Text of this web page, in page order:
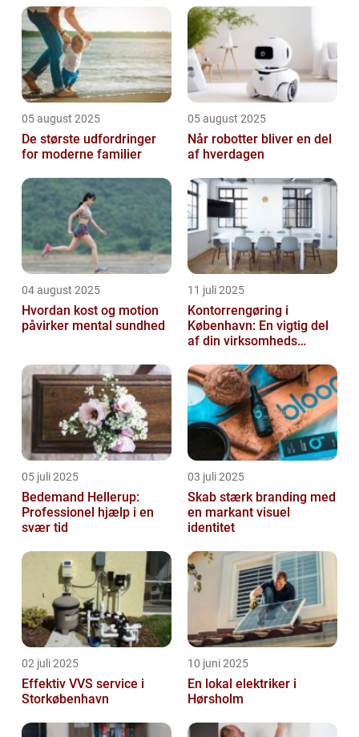
05 august 2025
De største udfordringer
for moderne familier
05 august 2025
Når robotter bliver en del
af hverdagen
04 august 2025
Hvordan kost og motion
påvirker mental sundhed
11 juli 2025
Kontorrengøring i
København: En vigtig del
af din virksomheds
05 juli 2025
Bedemand Hellerup:
Professionel hjælp i en
svær tid
03 juli 2025
Skab stærk branding med
en markant visuel
identitet
02 juli 2025
Effektiv VVS service i
Storkøbenhavn
10 juni 2025
En lokal elektriker i
Hørsholm